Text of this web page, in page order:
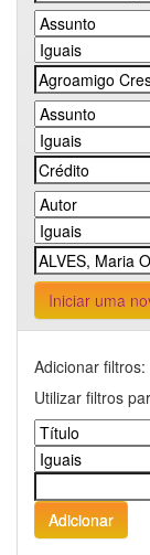
Iniciar uma
Adicionar filtros:
Utilizar filtros